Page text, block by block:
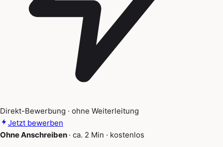
Direkt-Bewerbung · ohne Weiterleitung
Jetzt bewerben
Ohne Anschreiben · ca. 2 Min · kostenlos